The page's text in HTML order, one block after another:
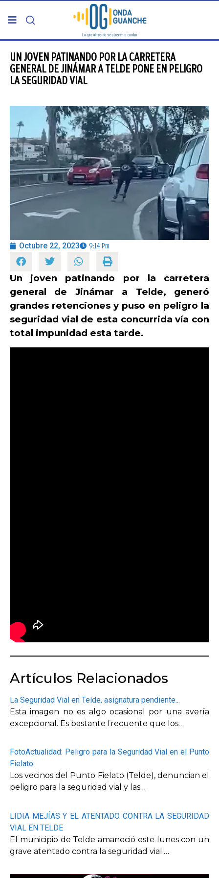
PORTADA
TELDE
GRAN CANARIA
CANARIAS
5ª COLUMNA
CARTAS DEL DIRECTOR
ENTREVISTAS
OPINIÓN
PROGRAMAS
UN JOVEN PATINANDO POR LA CARRETERA
GENERAL DE JINÁMAR A TELDE PONE EN PELIGRO
LA SEGURIDAD VIAL
Octubre 22, 2023 9:14 Pm
Un joven patinando por la carretera
general de Jinámar a Telde, generó
grandes retenciones y puso en peligro la
seguridad vial de esta concurrida vía con
total impunidad esta tarde.
Artículos Relacionados
La Seguridad Vial en Telde, asignatura pendiente...
Esta imagen no es algo ocasional por una avería
excepcional. Es bastante frecuente que los…
FotoActualidad: Peligro para la Seguridad Vial en el Punto
Fielato
Los vecinos del Punto Fielato (Telde), denuncian el
peligro para la seguridad vial y las…
LIDIA MEJÍAS Y EL ATENTADO CONTRA LA SEGURIDAD
VIAL EN TELDE
El municipio de Telde amaneció este lunes con un
grave atentado contra la seguridad vial.…